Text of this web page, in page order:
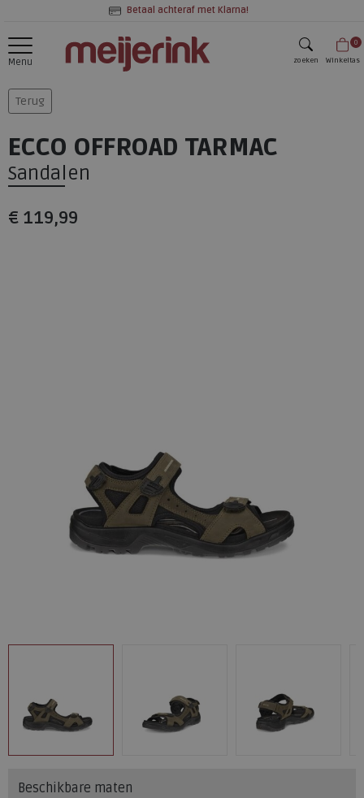
Betaal achteraf met Klarna!
Menu zoeken
0
Winkeltas
Terug
ECCO OFFROAD TARMAC
Sandalen
€ 119,99
Beschikbare maten